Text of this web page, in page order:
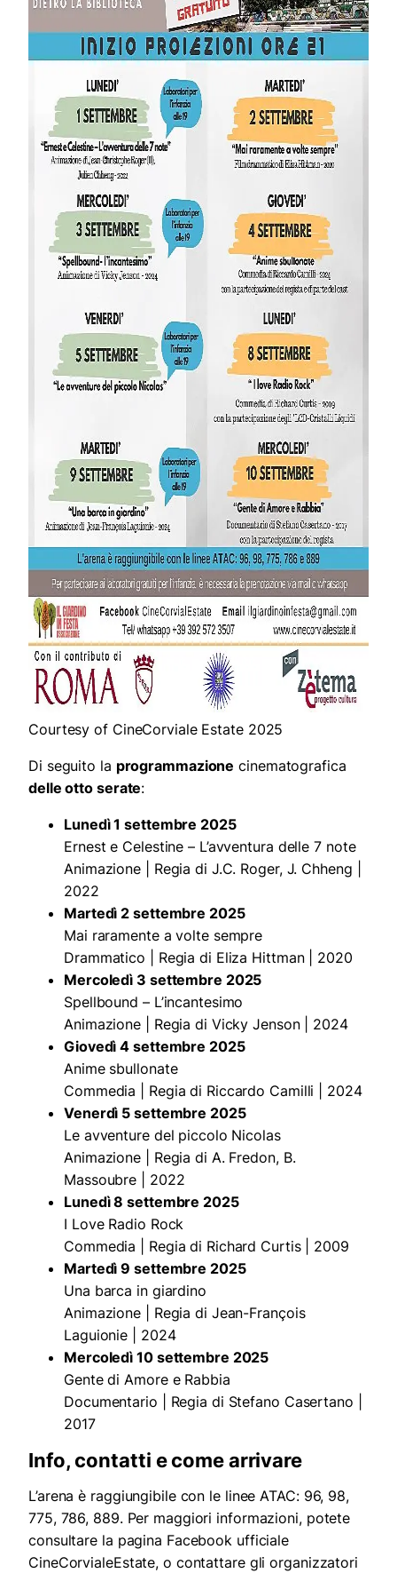
Courtesy of CineCorviale Estate 2025
Di seguito la programmazione cinematografica
delle otto serate:
Lunedì 1 settembre 2025
Ernest e Celestine – L’avventura delle 7 note
Animazione | Regia di J.C. Roger, J. Chheng |
2022
Martedì 2 settembre 2025
Mai raramente a volte sempre
Drammatico | Regia di Eliza Hittman | 2020
Mercoledì 3 settembre 2025
Spellbound – L’incantesimo
Animazione | Regia di Vicky Jenson | 2024
Giovedì 4 settembre 2025
Anime sbullonate
Commedia | Regia di Riccardo Camilli | 2024
Venerdì 5 settembre 2025
Le avventure del piccolo Nicolas
Animazione | Regia di A. Fredon, B.
Massoubre | 2022
Lunedì 8 settembre 2025
I Love Radio Rock
Commedia | Regia di Richard Curtis | 2009
Martedì 9 settembre 2025
Una barca in giardino
Animazione | Regia di Jean-François
Laguionie | 2024
Mercoledì 10 settembre 2025
Gente di Amore e Rabbia
Documentario | Regia di Stefano Casertano |
2017
Info, contatti e come arrivare
L’arena è raggiungibile con le linee ATAC: 96, 98,
775, 786, 889. Per maggiori informazioni, potete
consultare la pagina Facebook ufficiale
CineCorvialeEstate, o contattare gli organizzatori